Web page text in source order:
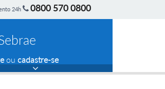
24h 0800 570 0800
ou cadastre-se